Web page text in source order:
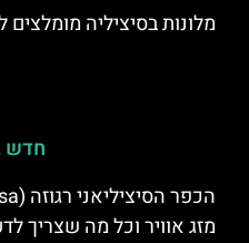
מלונות בסיציליה
חדש
מזג אוויר וכל מה שצריך